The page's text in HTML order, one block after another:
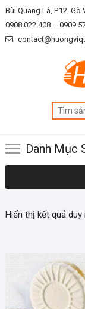
Skip
to
content
Bùi Quang Là, P.12, Gò
0908.022.408 –
Danh Mục
Hiển thị kết quả duy